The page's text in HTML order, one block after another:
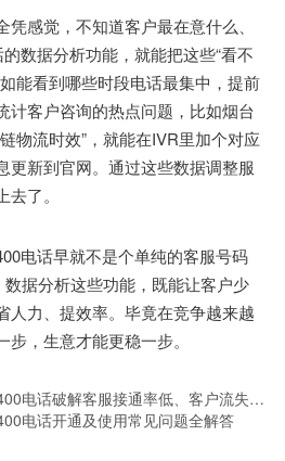
感觉，不知道客户最在意什么、
数据分析功能，就能把这些“看不
能看到哪些时段电话最集中，提前
计客户咨询的热点问题，比如烟台
物流时效”，就能在IVR里加个对应
更新到官网。通过这些数据调整服
了。
电话早就不是个单纯的客服号码
据分析这些功能，既能让客户少
人力、提效率。毕竟在竞争越来越
，生意才能更稳一步。
话破解客服接通率低、客户流失的经营难题
电话开通及使用常见问题全解答